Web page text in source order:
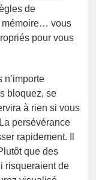
de
mémoire… vous
pour vous
n’importe
bloquez, se
à rien si vous
persévérance
rapidement. Il
que des
risqueraient de